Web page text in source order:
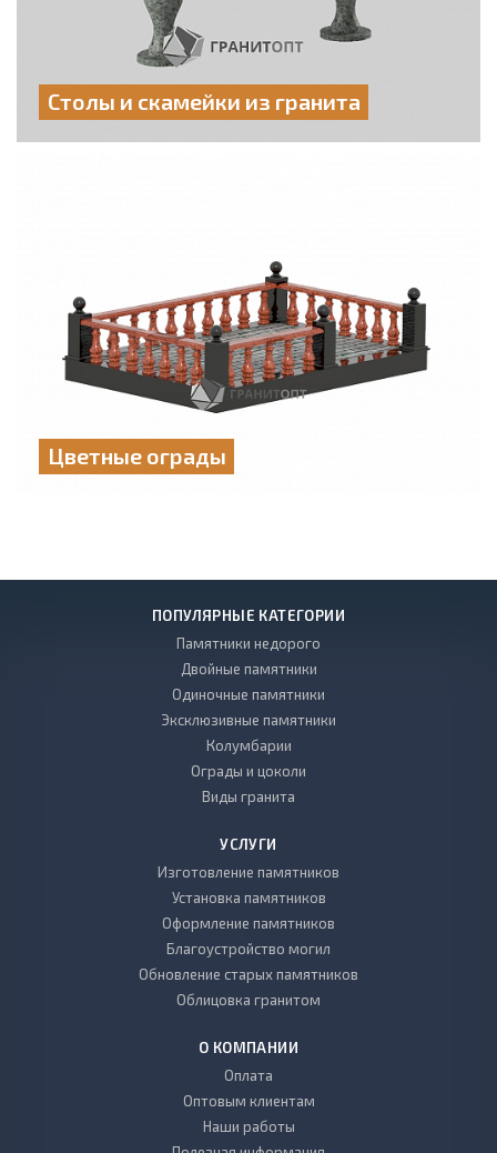
Столы и скамейки из гранита
Цветные ограды
ПОПУЛЯРНЫЕ КАТЕГОРИИ
Памятники недорого
Двойные памятники
Одиночные памятники
Эксклюзивные памятники
Колумбарии
Ограды и цоколи
Виды гранита
УСЛУГИ
Изготовление памятников
Установка памятников
Оформление памятников
Благоустройство могил
Обновление старых памятников
Облицовка гранитом
О КОМПАНИИ
Оплата
Оптовым клиентам
Наши работы